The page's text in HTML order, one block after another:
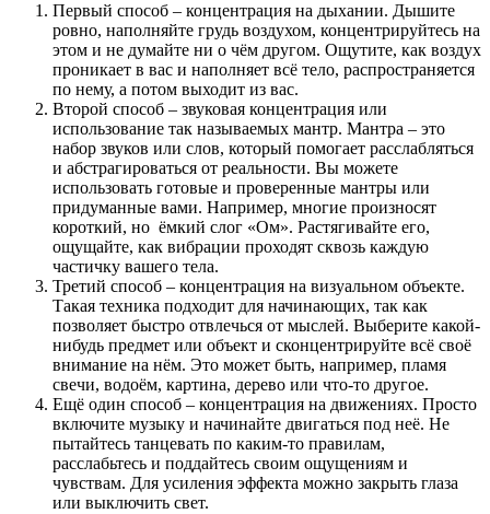
Первый способ – концентрация на дыхании. Дышите
ровно, наполняйте грудь воздухом, концентрируйтесь на
этом и не думайте ни о чём другом. Ощутите, как воздух
проникает в вас и наполняет всё тело, распространяется
по нему, а потом выходит из вас.
Второй способ – звуковая концентрация или
использование так называемых мантр. Мантра – это
набор звуков или слов, который помогает расслабляться
и абстрагироваться от реальности. Вы можете
использовать готовые и проверенные мантры или
придуманные вами. Например, многие произносят
короткий, но ёмкий слог «Ом». Растягивайте его,
ощущайте, как вибрации проходят сквозь каждую
частичку вашего тела.
Третий способ – концентрация на визуальном объекте.
Такая техника подходит для начинающих, так как
позволяет быстро отвлечься от мыслей. Выберите какой-
нибудь предмет или объект и сконцентрируйте всё своё
внимание на нём. Это может быть, например, пламя
свечи, водоём, картина, дерево или что-то другое.
Ещё один способ – концентрация на движениях. Просто
включите музыку и начинайте двигаться под неё. Не
пытайтесь танцевать по каким-то правилам,
расслабьтесь и поддайтесь своим ощущениям и
чувствам. Для усиления эффекта можно закрыть глаза
или выключить свет.